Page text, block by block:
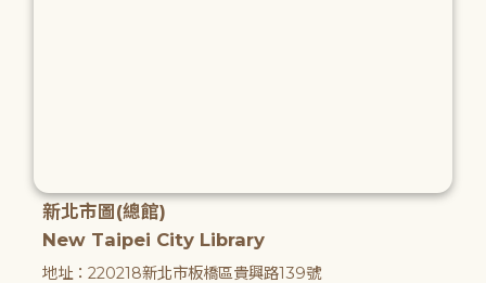
新北市圖(總館)
New Taipei City Library
地址：220218新北市板橋區貴興路139號